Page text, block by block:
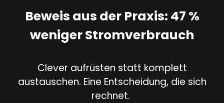
Beweis aus der Praxis: 47 %
weniger Stromverbrauch
Clever aufrüsten statt komplett
austauschen. Eine Entscheidung, die sich
rechnet.